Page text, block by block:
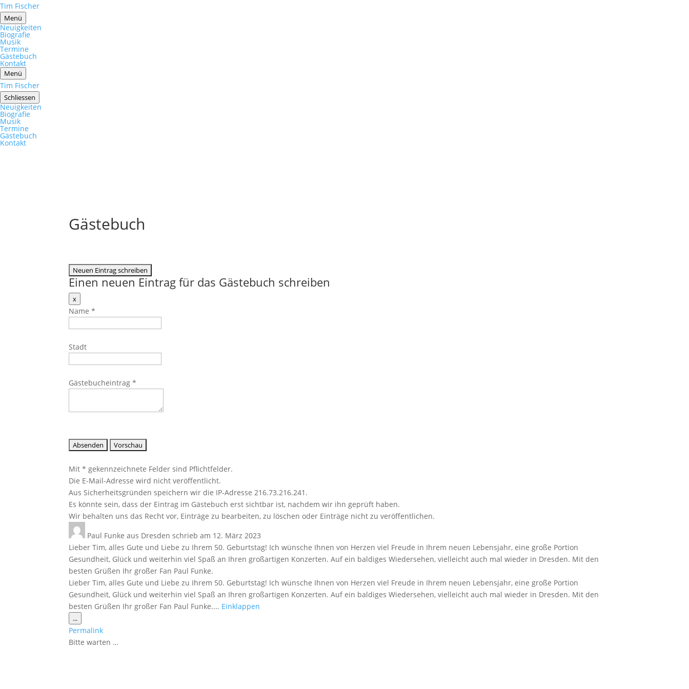
Tim Fischer
Menü
Neuigkeiten
Biografie
Musik
Termine
Gästebuch
Kontakt
Menü
Tim Fischer
Schliessen
Neuigkeiten
Biografie
Musik
Termine
Gästebuch
Kontakt
Gästebuch
Einen neuen Eintrag für das Gästebuch schreiben
xDieses
Formular
ausblenden
Name*
Stadt
Gästebucheintrag*
Mit * gekennzeichnete Felder sind Pflichtfelder.
Die E-Mail-Adresse wird nicht veröffentlicht.
Aus Sicherheitsgründen speichern wir die IP-Adresse 216.73.216.241.
Es könnte sein, dass der Eintrag im Gästebuch erst sichtbar ist, nachdem wir ihn geprüft haben.
Wir behalten uns das Recht vor, Einträge zu bearbeiten, zu löschen oder Einträge nicht zu veröffentlichen.
Paul Funkeaus Dresden schrieb am 12. März 2023
Lieber Tim, alles Gute und Liebe zu Ihrem 50. Geburtstag! Ich wünsche Ihnen von Herzen viel Freude in Ihrem neuen Lebensjahr, eine große Portion
Gesundheit, Glück und weiterhin viel Spaß an Ihren großartigen Konzerten. Auf ein baldiges Wiedersehen, vielleicht auch mal wieder in Dresden. Mit den
besten Grüßen Ihr großer Fan Paul Funke.
Lieber Tim, alles Gute und Liebe zu Ihrem 50. Geburtstag! Ich wünsche Ihnen von Herzen viel Freude in Ihrem neuen Lebensjahr, eine große Portion
Gesundheit, Glück und weiterhin viel Spaß an Ihren großartigen Konzerten. Auf ein baldiges Wiedersehen, vielleicht auch mal wieder in Dresden. Mit den
besten Grüßen Ihr großer Fan Paul Funke.... Einklappen
...Diese
Metabox
Permalink
Bitte warten …